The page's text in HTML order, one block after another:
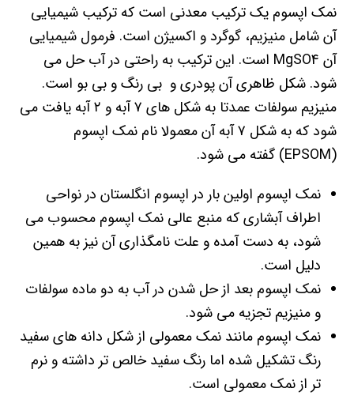
نمک اپسوم یک ترکیب معدنی است که ترکیب شیمیایی
آن شامل منیزیم، گوگرد و اکسیژن است. فرمول شیمیایی
آن MgSO4 است. این ترکیب به راحتی در آب حل می
شود. شکل ظاهری آن پودری و بی رنگ و بی بو است.
منیزیم سولفات عمدتا به شکل های ۷ آبه و ۲ آبه یافت می
شود که به شکل ۷ آبه آن معمولا نام نمک اپسوم
(EPSOM) گفته می شود.
نمک اپسوم اولین بار در اپسوم انگلستان در نواحی
اطراف آبشاری که منبع عالی نمک اپسوم محسوب می
شود، به دست آمده و علت نامگذاری آن نیز به همین
دلیل است.
نمک اپسوم بعد از حل شدن در آب به دو ماده سولفات
و منیزیم تجزیه می شود.
نمک اپسوم مانند نمک معمولی از شکل دانه های سفید
رنگ تشکیل شده اما رنگ سفید خالص تر داشته و نرم
تر از نمک معمولی است.